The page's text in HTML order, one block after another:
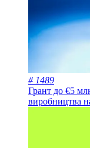
# 1489
Грант до €5
виробництва